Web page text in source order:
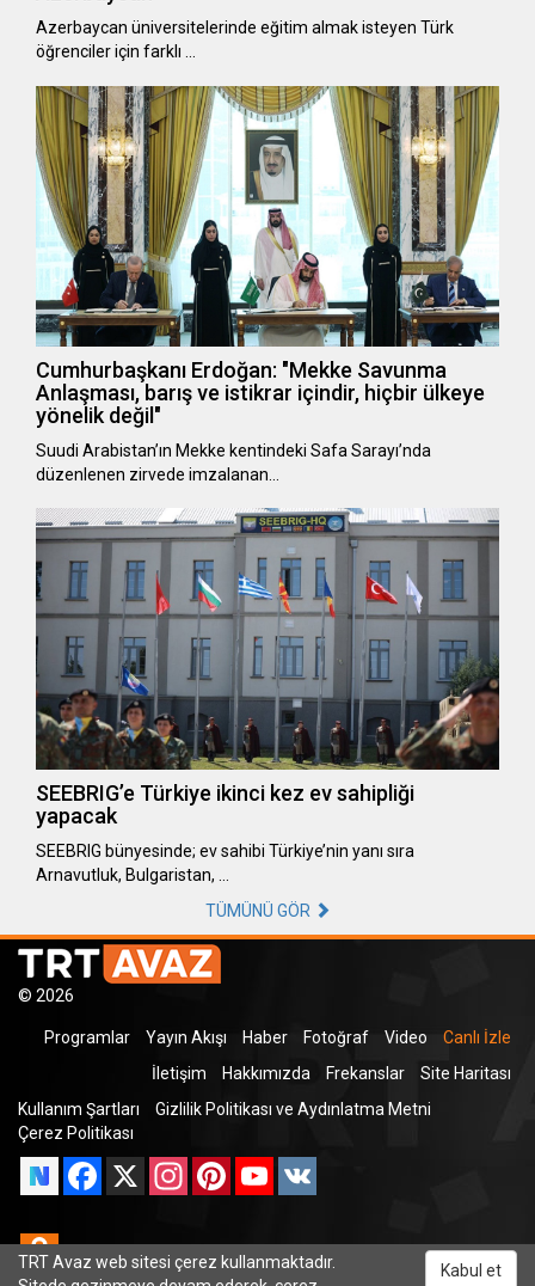
Azerbaycan üniversitelerinde eğitim almak isteyen Türk
öğrenciler için farklı …
Cumhurbaşkanı Erdoğan: "Mekke Savunma
Anlaşması, barış ve istikrar içindir, hiçbir ülkeye
yönelik değil"
Suudi Arabistan’ın Mekke kentindeki Safa Sarayı’nda
düzenlenen zirvede imzalanan…
SEEBRIG’e Türkiye ikinci kez ev sahipliği
yapacak
SEEBRIG bünyesinde; ev sahibi Türkiye’nin yanı sıra
Arnavutluk, Bulgaristan, …
TÜMÜNÜ GÖR
© 2026
Programlar Yayın Akışı Haber Fotoğraf Video
Canlı İzle
İletişim
Hakkımızda Frekanslar
Site Haritası
Kullanım Şartları
Gizlilik Politikası ve Aydınlatma Metni
Çerez Politikası
Facebook
X InstagramPinterestYouTube
Odnoklassniki
TRT Avaz web sitesi çerez kullanmaktadır.
Kabul et